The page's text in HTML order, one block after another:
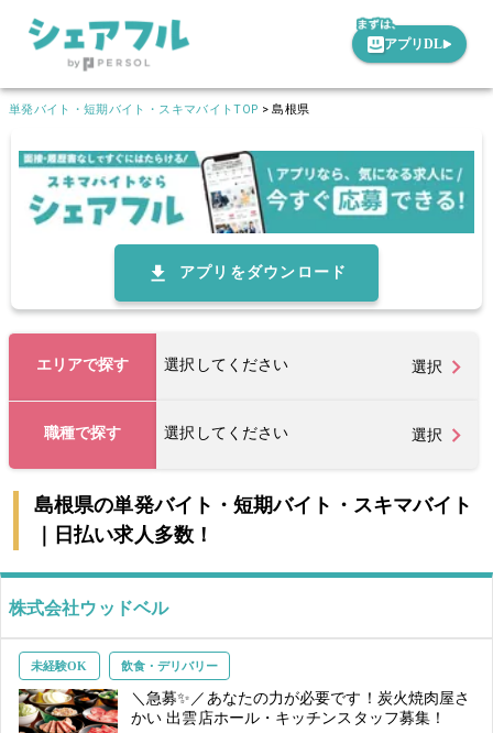
アプリDL
単発バイト・短期バイト・スキマバイトTOP >島根県
アプリをダウンロード
エリアで探す 選択してください 選択
職種で探す 選択してください 選択
島根県の単発バイト・短期バイト・スキマバイト
｜日払い求人多数！
株式会社ウッドベル
未経験OK 飲食・デリバリー
＼急募✨／あなたの力が必要です！炭火焼肉屋さ
かい 出雲店ホール・キッチンスタッフ募集！